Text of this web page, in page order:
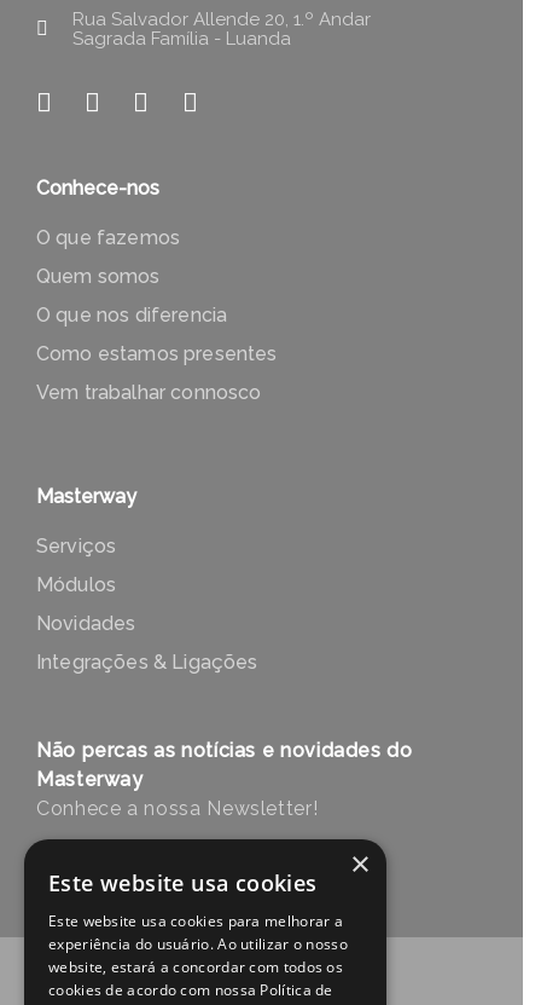
Rua Salvador Allende 20, 1.º Andar
Sagrada Família - Luanda
Conhece-nos
O que fazemos
Quem somos
O que nos diferencia
Como estamos presentes
Vem trabalhar connosco
Masterway
Serviços
Módulos
Novidades
Integrações & Ligações
Não percas as notícias e novidades do
Masterway
Conhece a nossa Newsletter!
×
Este website usa cookies
Este website usa cookies para melhorar a
experiência do usuário. Ao utilizar o nosso
website, estará a concordar com todos os
cookies de acordo com nossa Política de